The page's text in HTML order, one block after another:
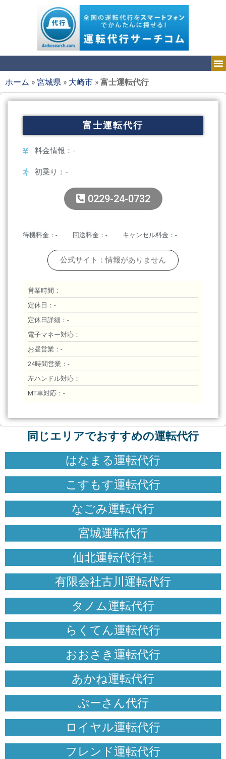
ホーム »宮城県 » 大崎市 »富士運転代行
富士運転代行
料金情報：-
初乗り：-
0229-24-0732
待機料金：- 回送料金：- キャンセル料金：-
公式サイト：情報がありません
営業時間：-
定休日：-
定休日詳細：-
電子マネー対応：-
お昼営業：-
24時間営業：-
左ハンドル対応：-
MT車対応：-
同じエリアでおすすめの運転代行
はなまる運転代行
こすもす運転代行
なごみ運転代行
宮城運転代行
仙北運転代行社
有限会社古川運転代行
タノム運転代行
らくてん運転代行
おおさき運転代行
あかね運転代行
ぷーさん代行
ロイヤル運転代行
フレンド運転代行